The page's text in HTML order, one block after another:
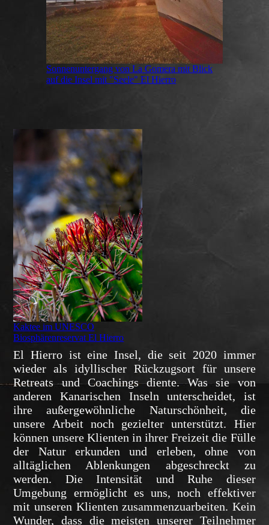
Sonnenuntergang von La Gomera mit Blick
auf die Insel mit "Seele" El Hierro
Kaktee im UNESCO
Biosphärenreservat El Hierro
El Hierro ist eine Insel, die seit 2020 immer
wieder als idyllischer Rückzugsort für unsere
Retreats und Coachings diente. Was sie von
anderen Kanarischen Inseln unterscheidet, ist
ihre außergewöhnliche Naturschönheit, die
unsere Arbeit noch gezielter unterstützt. Hier
können unsere Klienten in ihrer Freizeit die Fülle
der Natur erkunden und erleben, ohne von
alltäglichen Ablenkungen abgeschreckt zu
werden. Die Intensität und Ruhe dieser
Umgebung ermöglicht es uns, noch effektiver
mit unseren Klienten zusammenzuarbeiten. Kein
Wunder, dass die meisten unserer Teilnehmer